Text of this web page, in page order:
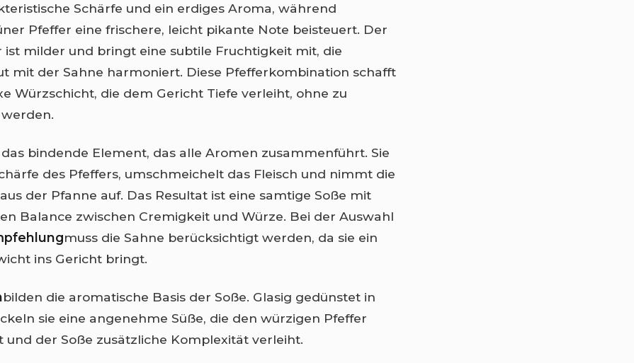
Schärfe und ein erdiges Aroma, während
Pfeffer eine frischere, leicht pikante Note beisteuert. Der
ist milder und bringt eine subtile Fruchtigkeit mit, die
mit der Sahne harmoniert. Diese Pfefferkombination schafft
Würzschicht, die dem Gericht Tiefe verleiht, ohne zu
das bindende Element, das alle Aromen zusammenführt. Sie
des Pfeffers, umschmeichelt das Fleisch und nimmt die
der Pfanne auf. Das Resultat ist eine samtige Soße mit
Balance zwischen Cremigkeit und Würze. Bei der Auswahl
muss die Sahne berücksichtigt werden, da sie ein
ins Gericht bringt.
bilden die aromatische Basis der Soße. Glasig gedünstet in
sie eine angenehme Süße, die den würzigen Pfeffer
und der Soße zusätzliche Komplexität verleiht.